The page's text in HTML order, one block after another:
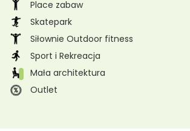
Place zabaw
Skatepark
Siłownie Outdoor fitness
Sport i Rekreacja
Mała architektura
Outlet